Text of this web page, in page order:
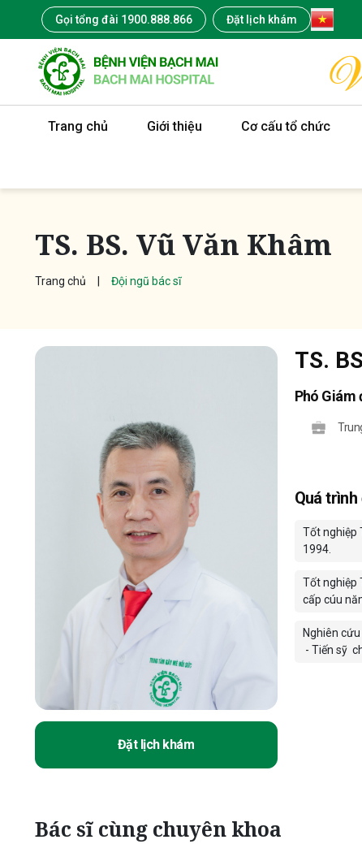
Gọi tổng đài 1900.888.866 Đặt lịch khám
Trang chủ Giới thiệu Cơ cấu tổ chức
TS. BS. Vũ Văn Khâm
Trang chủ Đội ngũ bác sĩ
Đặt lịch khám
TS.
Phó Giám
Quá
Tốt nghiệp
1994.
Tốt nghiệp
cấp cúu
Nghiên
- Tiến sỹ
Bác sĩ cùng chuyên khoa